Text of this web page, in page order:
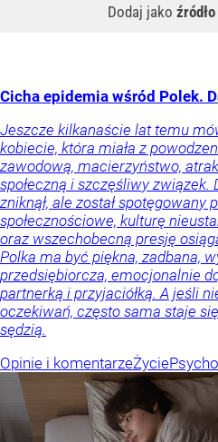
Dodaj jako
Cicha epidemia wśród Polek.
Jeszcze kilkanaście lat temu
kobiecie, która miała z
zawodową, macierzyństwo,
społeczną i szczęśliwy związek.
zniknął, ale został spotęgowany
społecznościowe, kulturę
oraz wszechobecną presję
Polka ma być piękna, zadbana,
przedsiębiorcza, emocjonalnie
partnerką i przyjaciółką. A jeśli
oczekiwań, często sama staje
sędzią.
Opinie i komentarzeŻycie